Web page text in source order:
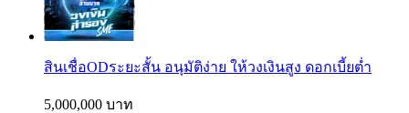
สินเชื่อODระยะสั้น อนุมัติง่าย ให้วงเงินสูง ดอกเบี้ยต่ำ
5,000,000 บาท